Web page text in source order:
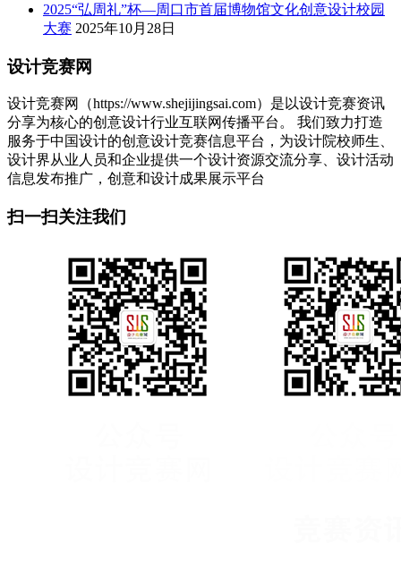
2025“弘周礼”杯—周口市首届博物馆文化创意设计校园
大赛 2025年10月28日
设计竞赛网
设计竞赛网（https://www.shejijingsai.com）是以设计竞赛资讯
分享为核心的创意设计行业互联网传播平台。 我们致力打造
服务于中国设计的创意设计竞赛信息平台，为设计院校师生、
设计界从业人员和企业提供一个设计资源交流分享、设计活动
信息发布推广，创意和设计成果展示平台
扫一扫关注我们